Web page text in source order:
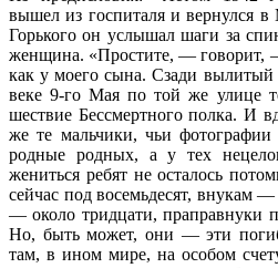
вышел из госпиталя и вернулся
Горького он услышал шаги за
женщина. «Простите, — говорит,
как у моего сына. Сзади
веке 9-го Мая по той же улице
шествие Бессмертного полка. И
же те мальчики, чьи фотографии
родные родных, а у тех
жениться ребят не осталось
сейчас под восемьдесят, внукам
— около тридцати,
Но, быть может, они — эти
там, в ином мире, на особом